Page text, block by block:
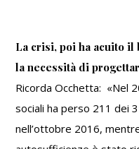
La crisi, poi ha acuito
la necessità di
Ricorda Occhetta: «Nel
sociali ha perso 211 dei
nell’ottobre 2016,